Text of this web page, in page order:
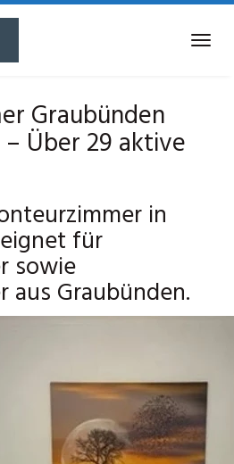
Graubünden
Über 29 aktive
in
für
sowie
aus Graubünden.